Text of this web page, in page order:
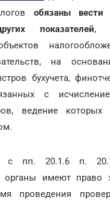
обязаны вести
показателей,
на
бухучета,
с
ведение которых
с пп. 20.1.6 п.
органы имеют право
проведения